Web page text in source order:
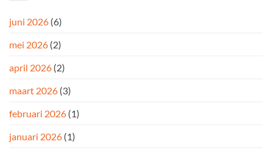
juni 2026 (6)
mei 2026 (2)
april 2026 (2)
maart 2026 (3)
februari 2026 (1)
januari 2026 (1)